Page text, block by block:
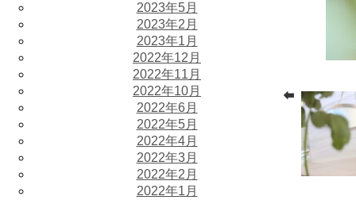
2023年5月
2023年2月
2023年1月
2022年12月
2022年11月
2022年10月
2022年6月
2022年5月
2022年4月
2022年3月
2022年2月
2022年1月